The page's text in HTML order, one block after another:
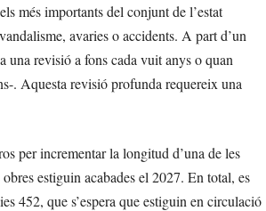
més importants del conjunt de l’estat
avaries o accidents. A part d’un
una revisió a fons cada vuit anys o quan
. Aquesta revisió profunda requereix una
per incrementar la longitud d’una de les
estiguin acabades el 2027. En total, es
452, que s’espera que estiguin en circulació